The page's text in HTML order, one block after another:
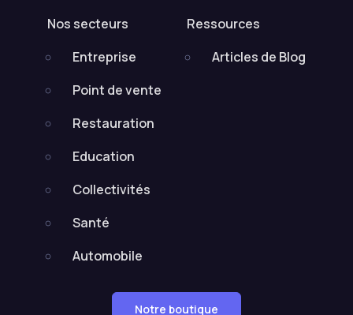
Nos secteurs
Entreprise
Point de vente
Restauration
Education
Collectivités
Santé
Automobile
Ressources
Articles de Blog
Notre boutique